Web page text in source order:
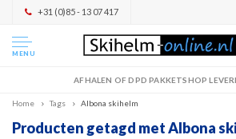
+31 (0)85 - 13 07 417
MENU
AFHALEN OF DPD PAKKETSHOP
Home Tags Albona skihelm
Producten getagd met Albona